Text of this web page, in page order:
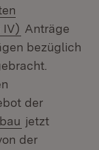
IV) (Öffnet in
Anträge
bezüglich
der
(Öffnet in
jetzt
der